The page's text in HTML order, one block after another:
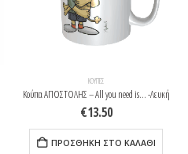
ΚΟΎΠΕΣ
Κούπα ΑΠΟΣΤΟΛΗΣ – All you need is… -Λευκή
€13.50
ΠΡΟΣΘΉΚΗ ΣΤΟ ΚΑΛΆΘΙ